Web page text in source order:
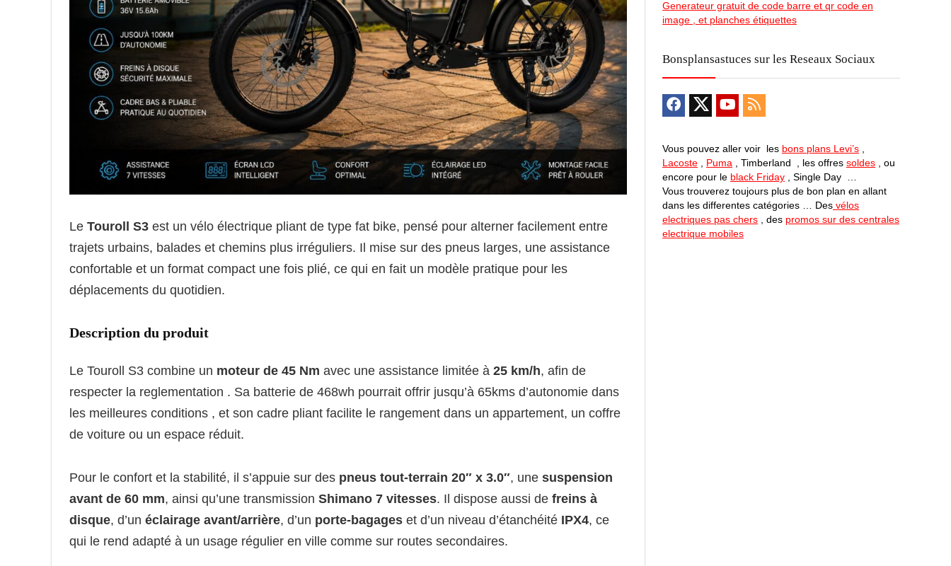
Le Touroll S3 est un vélo électrique pliant de type fat bike, pensé pour alterner facilement entre
trajets urbains, balades et chemins plus irréguliers. Il mise sur des pneus larges, une assistance
confortable et un format compact une fois plié, ce qui en fait un modèle pratique pour les
déplacements du quotidien.
Description du produit
Le Touroll S3 combine un moteur de 45 Nm avec une assistance limitée à 25 km/h, afin de
respecter la reglementation . Sa batterie de 468wh pourrait offrir jusqu’à 65kms d’autonomie dans
les meilleures conditions , et son cadre pliant facilite le rangement dans un appartement, un coffre
de voiture ou un espace réduit.
Pour le confort et la stabilité, il s’appuie sur des pneus tout-terrain 20″ x 3.0″, une suspension
avant de 60 mm, ainsi qu’une transmission Shimano 7 vitesses. Il dispose aussi de freins à
disque, d’un éclairage avant/arrière, d’un porte-bagages et d’un niveau d’étanchéité IPX4, ce
qui le rend adapté à un usage régulier en ville comme sur routes secondaires.
Generateur gratuit de code barre et qr code en
image , et planches étiquettes
Bonsplansastuces sur les Reseaux Sociaux
Vous pouvez aller voir les bons plans Levi’s
Lacoste
Puma , Timberland , les offres soldes , ou
encore pour le black Friday , Single Day …
Vous trouverez toujours plus de bon plan en allant
dans les differentes catégories … Des vélos
electriques pas chers , des promos sur des centrales
electrique mobiles